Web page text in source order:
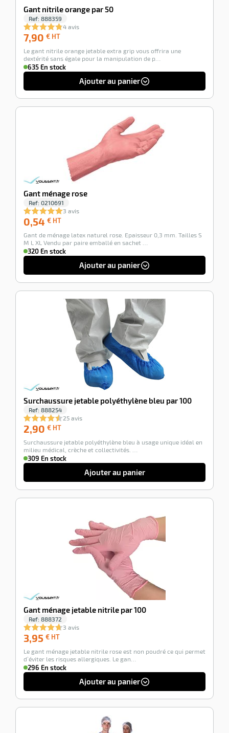
Gant nitrile orange par 50
Ref: 888359
4 avis
7,90 € HT
HT
Le gant nitrile orange jetable extra grip vous offrira une
dextérité sans égale pour la manipulation de p…
635 En stock
Ajouter au panier
Gant ménage rose
Ref: 0210691
3 avis
0,54 € HT
HT
Gant de ménage latex naturel rose. Epaisseur 0,3 mm. Tailles S
M L XL Vendu par paire emballé en sachet …
320 En stock
Ajouter au panier
Surchaussure jetable polyéthylène bleu par 100
Ref: 888254
25 avis
2,90 € HT
HT
Surchaussure jetable polyéthylène bleu à usage unique idéal en
milieu médical, crèche et collectivités. …
309 En stock
Ajouter au panier
Gant ménage jetable nitrile par 100
Ref: 888372
3 avis
3,95 € HT
HT
Le gant ménage jetable nitrile rose est non poudré ce qui permet
d’éviter les risques allergiques. Le gan…
296 En stock
Ajouter au panier